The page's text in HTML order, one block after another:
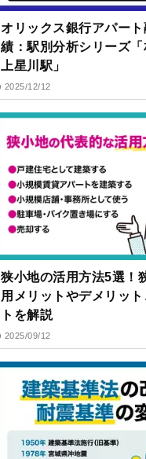
オリックス銀行アパー
績：駅別分析シリーズ
上星川駅」
2025/12/12
狭小地の活用方法5選！
用メリットやデメリッ
トを解説
2025/09/12